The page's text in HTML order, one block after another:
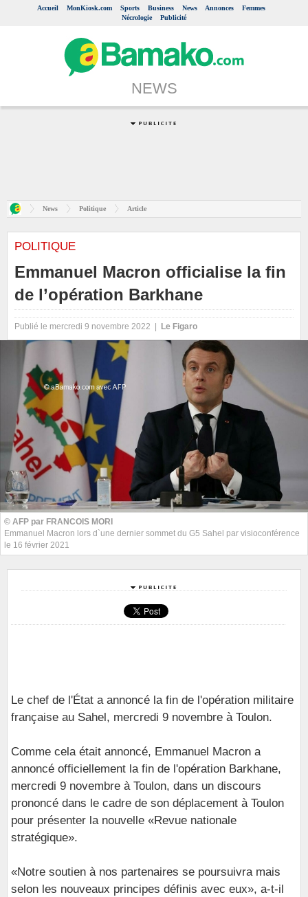
Accueil MonKiosk.com Sports Business News Annonces
Femmes
Nécrologie
Publicité
NEWS
News Politique Article
POLITIQUE
Emmanuel Macron officialise la fin
de l’opération Barkhane
Publié le mercredi 9 novembre 2022 | Le Figaro
© AFP par FRANCOIS MORI
Emmanuel Macron lors d`une dernier sommet du G5 Sahel par visioconférence
le 16 février 2021
Le chef de l'État a annoncé la fin de l'opération militaire
française au Sahel, mercredi 9 novembre à Toulon.
Comme cela était annoncé, Emmanuel Macron a
annoncé officiellement la fin de l'opération Barkhane,
mercredi 9 novembre à Toulon, dans un discours
prononcé dans le cadre de son déplacement à Toulon
pour présenter la nouvelle «Revue nationale
stratégique».
«Notre soutien à nos partenaires se poursuivra mais
selon les nouveaux principes définis avec eux», a-t-il